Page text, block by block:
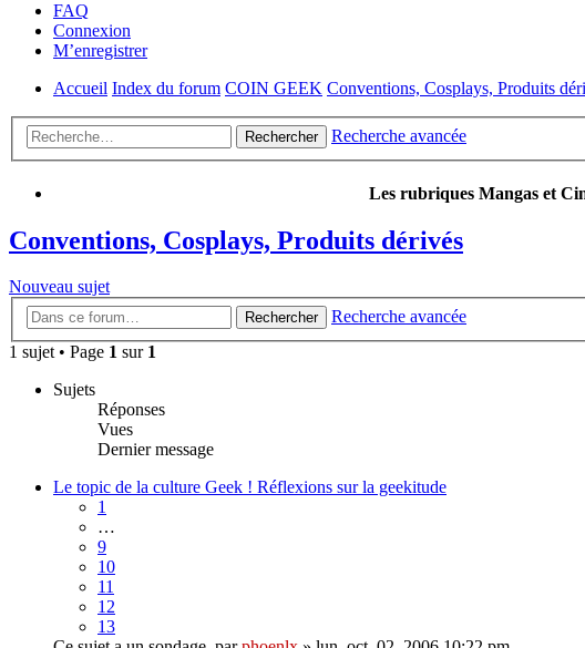
FAQ
Connexion
M’enregistrer
Accueil Index du forum COIN GEEK Conventions, Cosplays, Produits
Rechercher Recherche avancée
Les rubriques Mangas et
Conventions, Cosplays, Produits dérivés
Nouveau sujet
Rechercher
Recherche avancée
1 sujet • Page 1 sur 1
Sujets
Réponses
Vues
Dernier message
Le topic de la culture Geek ! Réflexions sur la geekitude
1
…
9
10
11
12
13